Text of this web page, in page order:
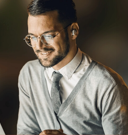
Подберем
подходящий тариф